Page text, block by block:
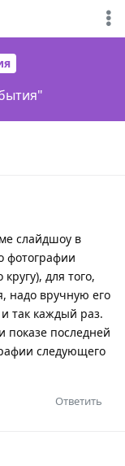
слайдшоу в
фотографии
для того,
надо вручную его
так каждый раз.
показе последней
следующего
Ответить